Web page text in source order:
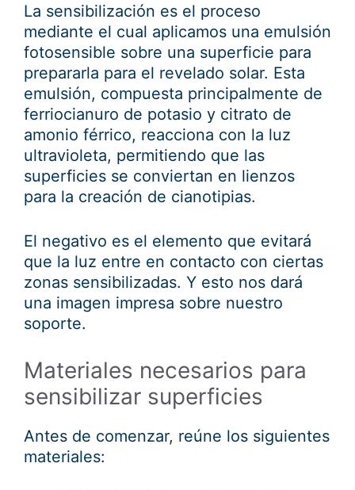
La sensibilización es el proceso
mediante el cual aplicamos una emulsión
fotosensible sobre una superficie para
prepararla para el revelado solar. Esta
emulsión, compuesta principalmente de
ferriocianuro de potasio y citrato de
amonio férrico, reacciona con la luz
ultravioleta, permitiendo que las
superficies se conviertan en lienzos
para la creación de cianotipias.
El negativo es el elemento que evitará
que la luz entre en contacto con ciertas
zonas sensibilizadas. Y esto nos dará
una imagen impresa sobre nuestro
soporte.
Materiales necesarios para
sensibilizar superficies
Antes de comenzar, reúne los siguientes
materiales: